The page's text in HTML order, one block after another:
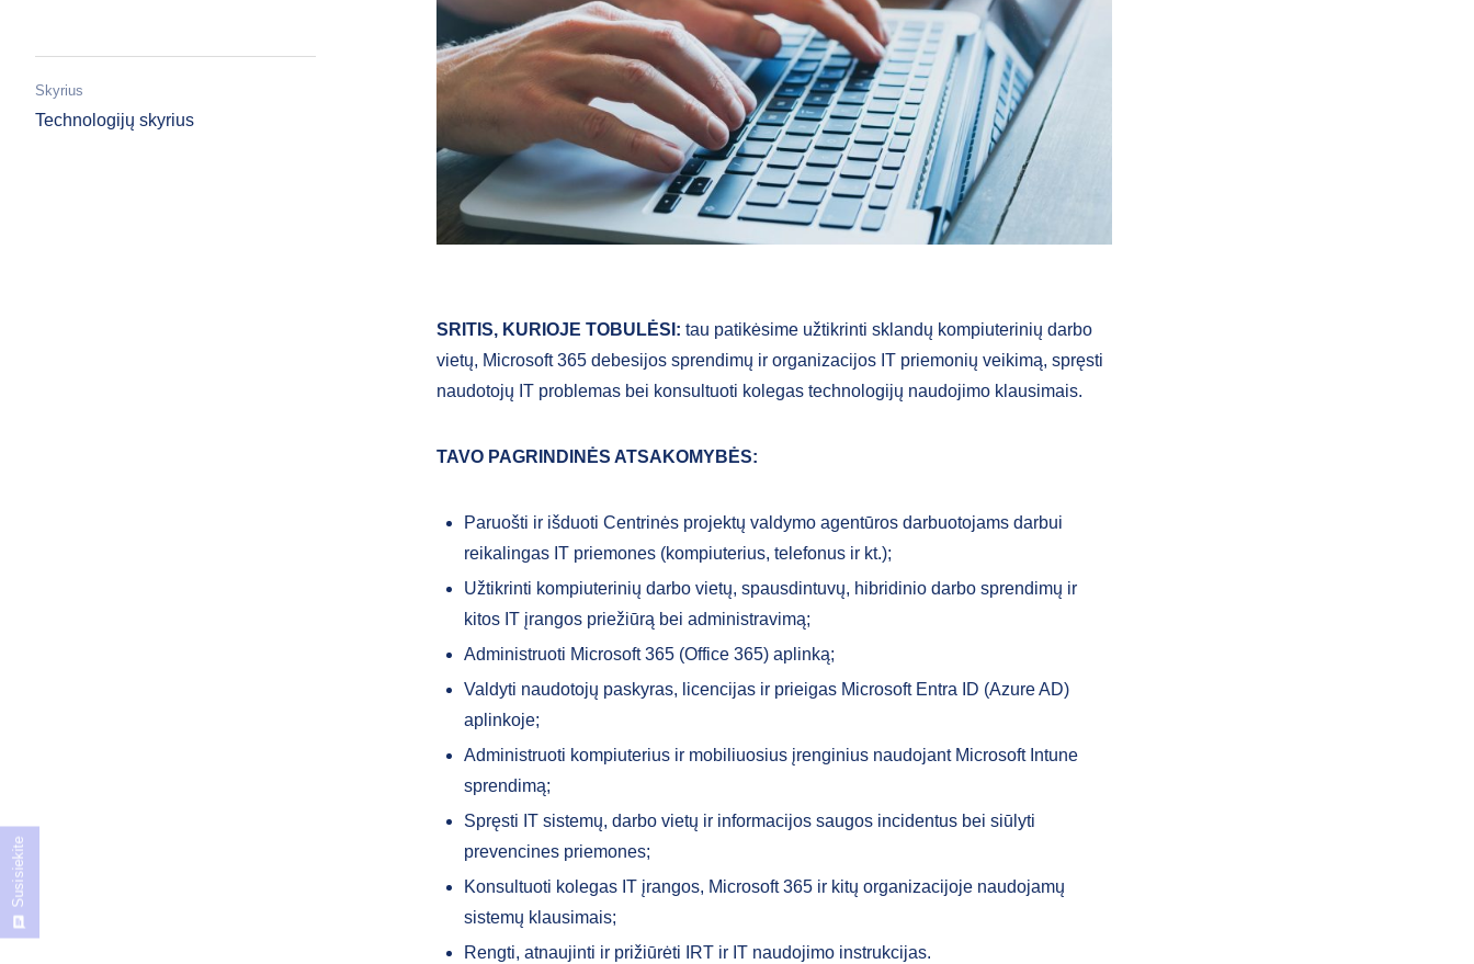
Skyrius
Technologijų skyrius
SRITIS, KURIOJE TOBULĖSI: tau patikėsime užtikrinti sklandų kompiuterinių darbo
vietų, Microsoft 365 debesijos sprendimų ir organizacijos IT priemonių veikimą, spręsti
naudotojų IT problemas bei konsultuoti kolegas technologijų naudojimo klausimais.
TAVO PAGRINDINĖS ATSAKOMYBĖS:
Paruošti ir išduoti Centrinės projektų valdymo agentūros darbuotojams darbui
reikalingas IT priemones (kompiuterius, telefonus ir kt.);
Užtikrinti kompiuterinių darbo vietų, spausdintuvų, hibridinio darbo sprendimų ir
kitos IT įrangos priežiūrą bei administravimą;
Administruoti Microsoft 365 (Office 365) aplinką;
Valdyti naudotojų paskyras, licencijas ir prieigas Microsoft Entra ID (Azure AD)
aplinkoje;
Administruoti kompiuterius ir mobiliuosius įrenginius naudojant Microsoft Intune
sprendimą;
Spręsti IT sistemų, darbo vietų ir informacijos saugos incidentus bei siūlyti
prevencines priemones;
Konsultuoti kolegas IT įrangos, Microsoft 365 ir kitų organizacijoje naudojamų
sistemų klausimais;
Rengti, atnaujinti ir prižiūrėti IRT ir IT naudojimo instrukcijas.
Susisiekite